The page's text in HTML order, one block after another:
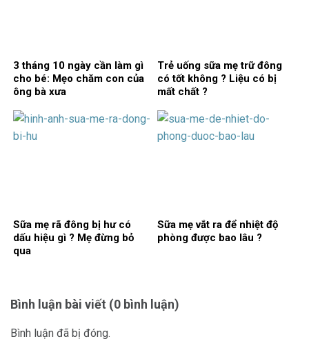
3 tháng 10 ngày cần làm gì
cho bé: Mẹo chăm con của
ông bà xưa
Trẻ uống sữa mẹ trữ đông
có tốt không ? Liệu có bị
mất chất ?
Sữa mẹ rã đông bị hư có
dấu hiệu gì ? Mẹ đừng bỏ
qua
Sữa mẹ vắt ra để nhiệt độ
phòng được bao lâu ?
Bình luận bài viết (0 bình luận)
Bình luận đã bị đóng.